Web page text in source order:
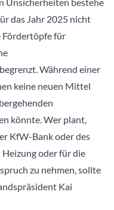
Unsicherheiten bestehe
das Jahr 2025 nicht
Fördertöpfe für
Während einer
keine neuen Mittel
könnte. Wer plant,
KfW-Bank oder des
oder für die
zu nehmen, sollte
Kai